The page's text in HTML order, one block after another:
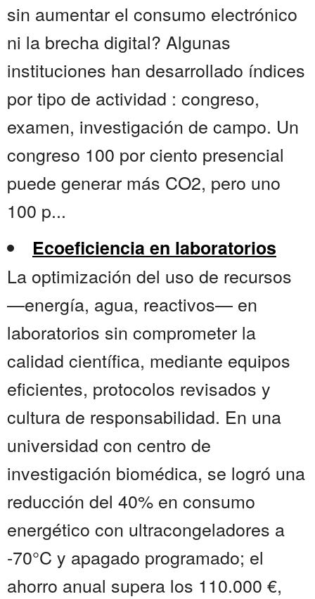
sin aumentar el consumo electrónico
ni la brecha digital? Algunas
instituciones han desarrollado índices
por tipo de actividad : congreso,
examen, investigación de campo. Un
congreso 100 por ciento presencial
puede generar más CO2, pero uno
100 p...
Ecoeficiencia en laboratorios
La optimización del uso de recursos
—energía, agua, reactivos— en
laboratorios sin comprometer la
calidad científica, mediante equipos
eficientes, protocolos revisados y
cultura de responsabilidad. En una
universidad con centro de
investigación biomédica, se logró una
reducción del 40% en consumo
energético con ultracongeladores a
-70°C y apagado programado; el
ahorro anual supera los 110.000 €,